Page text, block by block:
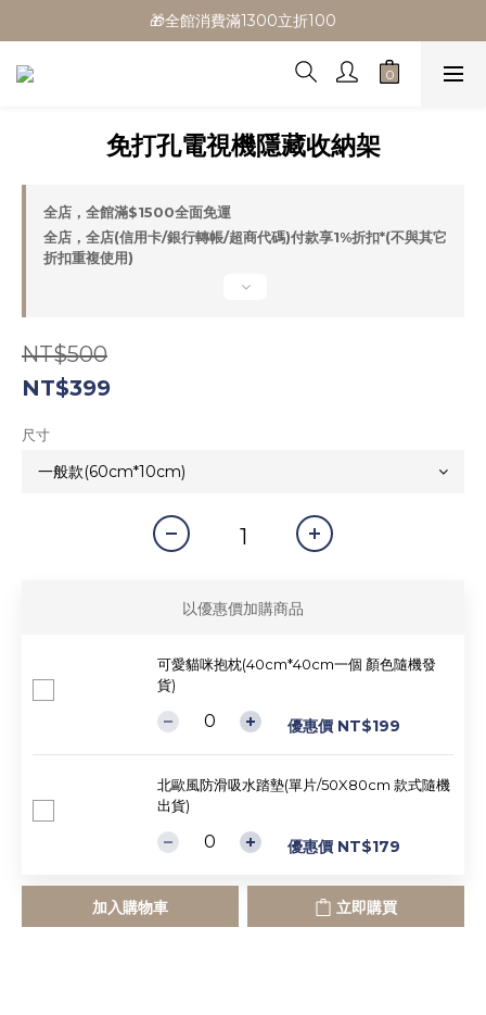
🎁全館消費滿1300立折100
🎁全館消費滿1300立折100
🎉新會員首購/超取免運
🎁全館消費滿1300立折100
免打孔電視機隱藏收納架
全店，全館滿$1500全面免運
全店，全店(信用卡/銀行轉帳/超商代碼)付款享1%折扣*(不與其它
折扣重複使用)
NT$500
NT$399
尺寸
以優惠價加購商品
可愛貓咪抱枕(40cm*40cm一個 顏色隨機發
貨)
優惠價 NT$199
北歐風防滑吸水踏墊(單片/50X80cm 款式隨機
出貨)
優惠價 NT$179
加入購物車 立即購買